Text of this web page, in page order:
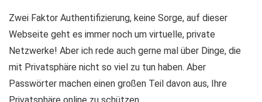
Zwei Faktor Authentifizierung, keine Sorge, auf dieser
Webseite geht es immer noch um virtuelle, private
Netzwerke! Aber ich rede auch gerne mal über Dinge, die
mit Privatsphäre nicht so viel zu tun haben. Aber
Passwörter machen einen großen Teil davon aus, Ihre
Privatsphäre online zu schützen.